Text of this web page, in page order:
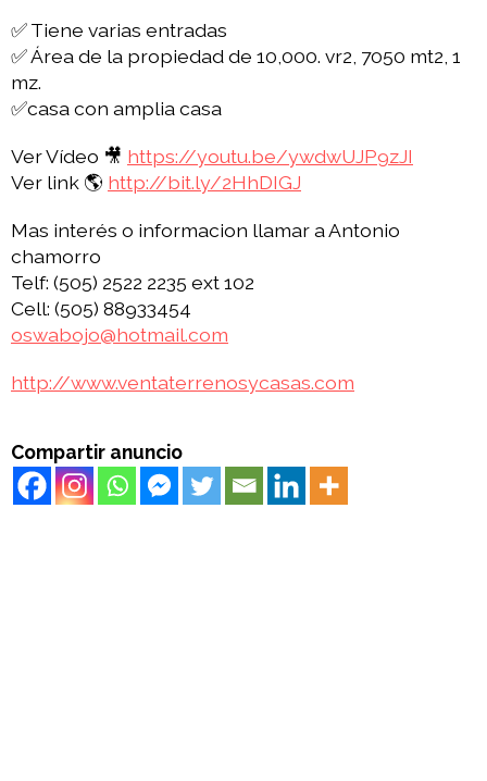
✅ Tiene varias entradas
✅ Área de la propiedad de 10,000. vr2, 7050 mt2, 1
mz.
✅casa con amplia casa
Ver Vídeo 🎥 https://youtu.be/ywdwUJP9zJI
Ver link 🌎 http://bit.ly/2HhDIGJ
Mas interés o informacion llamar a Antonio
chamorro
Telf: (505) 2522 2235 ext 102
Cell: (505) 88933454
oswabojo@hotmail.com
http://www.ventaterrenosycasas.com
Compartir anuncio